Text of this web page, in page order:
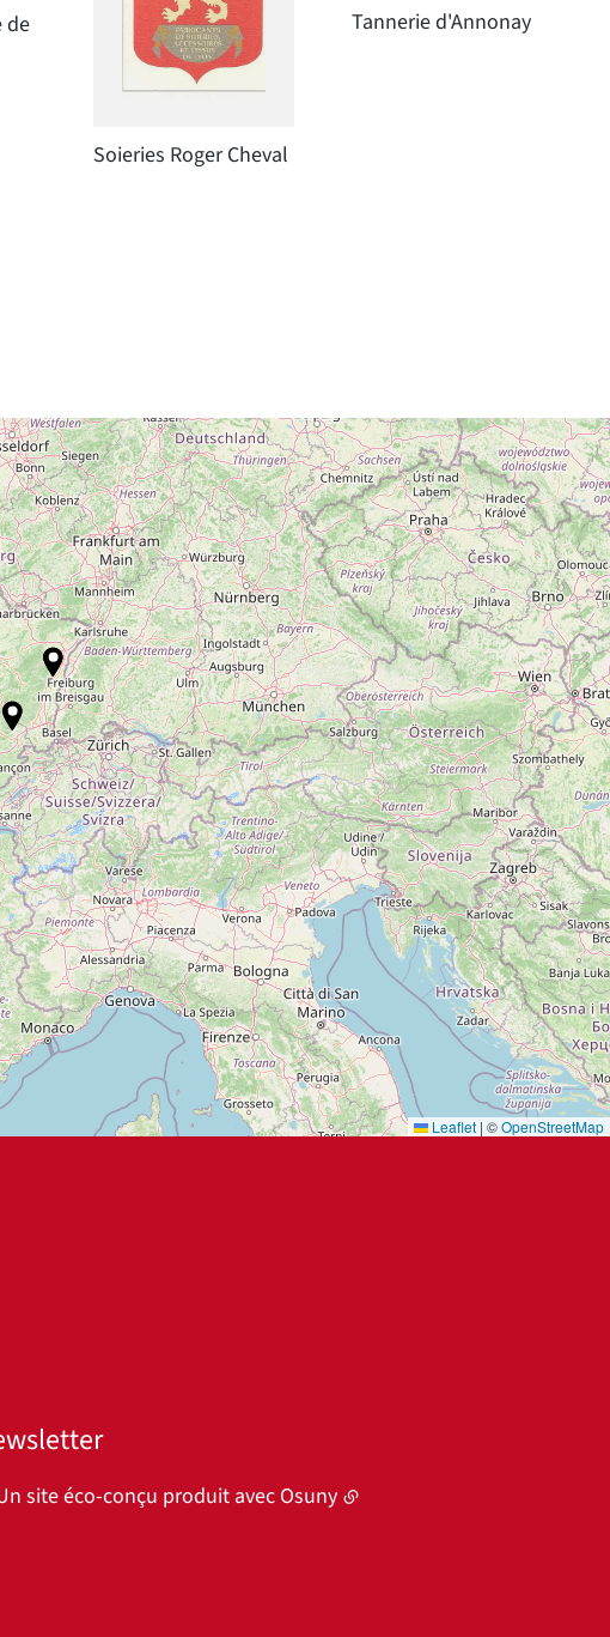
de
Soieries Roger Cheval
Tannerie d'Annonay
Leaflet | ©OpenStreetMap
site éco-conçu produit avecOsuny